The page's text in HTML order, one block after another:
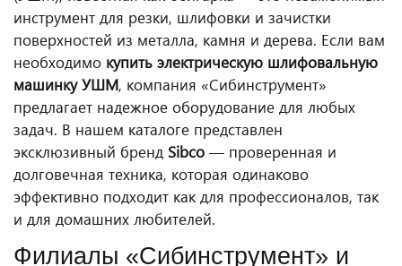
инструмент для резки, шлифовки и зачистки
поверхностей из металла, камня и дерева. Если вам
необходимо купить электрическую шлифовальную
машинку УШМ, компания «Сибинструмент»
предлагает надежное оборудование для любых
задач. В нашем каталоге представлен
эксклюзивный бренд Sibco — проверенная и
долговечная техника, которая одинаково
эффективно подходит как для профессионалов, так
и для домашних любителей.
Филиалы «Сибинструмент» и